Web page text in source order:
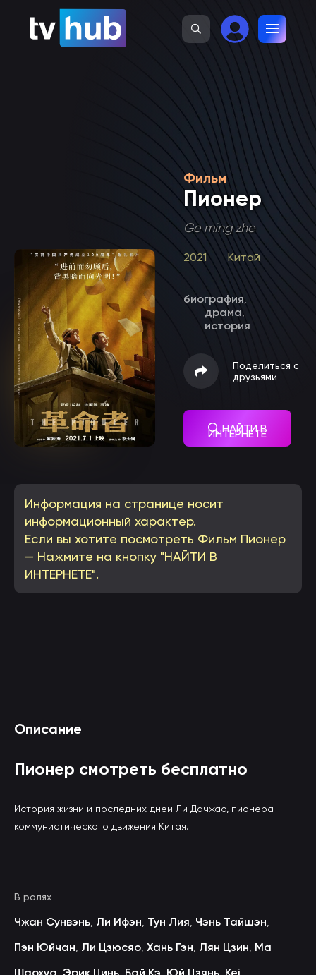
Фильм
Пионер
Ge ming zhe
2021 Китай
биография
драма
история
Поделиться с
друзьями
НАЙТИ В
ИНТЕРНЕТЕ
Информация на странице носит
информационный характер.
Если вы хотите посмотреть Фильм Пионер
— Нажмите на кнопку "НАЙТИ В
ИНТЕРНЕТЕ".
(вы будете перенаправлены на другой сайт)
Описание
Пионер смотреть бесплатно
История жизни и последних дней Ли Дачжао, пионера
коммунистического движения Китая.
В ролях
Чжан Сунвэнь Ли Ифэн Тун Лия Чэнь Тайшэн
Пэн Юйчан Ли Цзюсяо Хань Гэн Лян Цзин Ма